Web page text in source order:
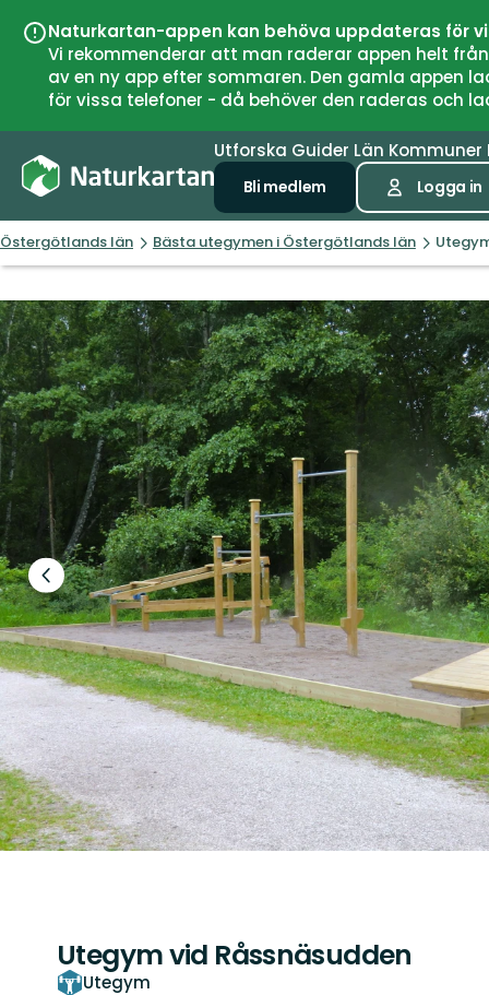
Naturkartan-appen kan behöva uppdateras för
Vi rekommenderar att man raderar appen helt
av en ny app efter sommaren. Den gamla
för vissa telefoner - då behöver den raderas och
Utforska Guider Län Kommuner
Bli medlem Logga in
Östergötlands län Bästa utegymen i Östergötlands län
Föregående
bild
Utegym vid Råssnäsudden
Utegym